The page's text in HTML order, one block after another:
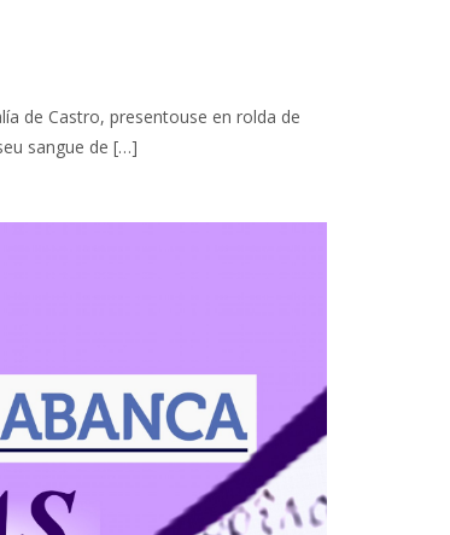
de Castro, presentouse en rolda de
sangue de […]